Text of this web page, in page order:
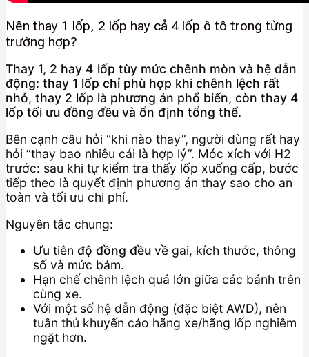
Nên thay 1 lốp, 2 lốp hay cả 4 lốp ô tô trong từng
trường hợp?
Thay 1, 2 hay 4 lốp tùy mức chênh mòn và hệ dẫn
động: thay 1 lốp chỉ phù hợp khi chênh lệch rất
nhỏ, thay 2 lốp là phương án phổ biến, còn thay 4
lốp tối ưu đồng đều và ổn định tổng thể.
Bên cạnh câu hỏi “khi nào thay”, người dùng rất hay
hỏi “thay bao nhiêu cái là hợp lý”. Móc xích với H2
trước: sau khi tự kiểm tra thấy lốp xuống cấp, bước
tiếp theo là quyết định phương án thay sao cho an
toàn và tối ưu chi phí.
Nguyên tắc chung:
Ưu tiên độ đồng đều về gai, kích thước, thông
số và mức bám.
Hạn chế chênh lệch quá lớn giữa các bánh trên
cùng xe.
Với một số hệ dẫn động (đặc biệt AWD), nên
tuân thủ khuyến cáo hãng xe/hãng lốp nghiêm
ngặt hơn.